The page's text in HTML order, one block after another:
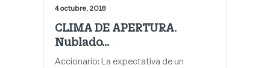
4 octubre, 2018
CLIMA DE APERTURA.
Nublado…
Accionario: La expectativa de un